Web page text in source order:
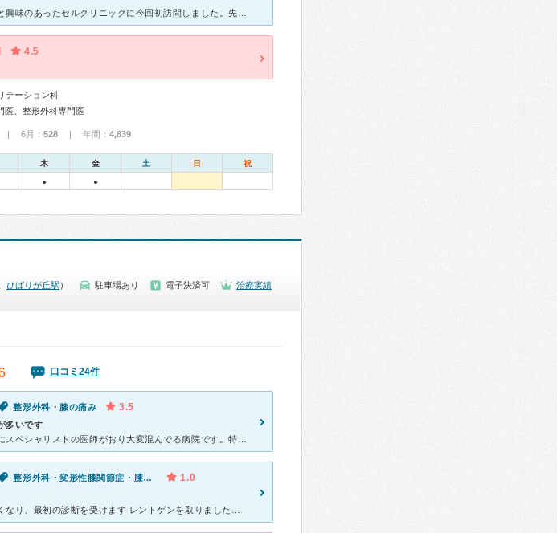
4.5
テーション科
医、整形外科専門医
| 6月： 528 | 年間： 4,839
木 金 土 日 祝
● ●
ひばりが丘駅 ） 駐車場あり 電子決済可
治療実績
口コミ24件
整形外科・膝の痛み 3.5
多いです
整形外科・変形性膝関節症・膝の痛み 1.0